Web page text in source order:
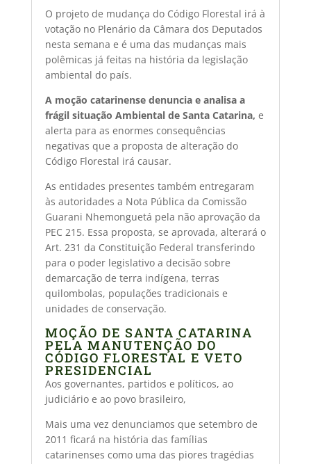
O projeto de mudança do Código Florestal irá à
votação no Plenário da Câmara dos Deputados
nesta semana e é uma das mudanças mais
polêmicas já feitas na história da legislação
ambiental do país.
A moção catarinense denuncia e analisa a
frágil situação Ambiental de Santa Catarina, e
alerta para as enormes consequências
negativas que a proposta de alteração do
Código Florestal irá causar.
As entidades presentes também entregaram
às autoridades a Nota Pública da Comissão
Guarani Nhemonguetá pela não aprovação da
PEC 215. Essa proposta, se aprovada, alterará o
Art. 231 da Constituição Federal transferindo
para o poder legislativo a decisão sobre
demarcação de terra indígena, terras
quilombolas, populações tradicionais e
unidades de conservação.
MOÇÃO DE SANTA CATARINA
PELA MANUTENÇÃO DO
CÓDIGO FLORESTAL E VETO
PRESIDENCIAL
Aos governantes, partidos e políticos, ao
judiciário e ao povo brasileiro,
Mais uma vez denunciamos que setembro de
2011 ficará na história das famílias
catarinenses como uma das piores tragédias